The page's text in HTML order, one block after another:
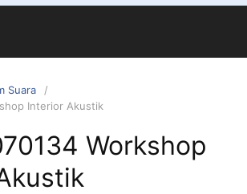
Suara
Interior Akustik
Workshop